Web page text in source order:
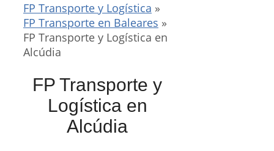
FP Transporte y Logística »
FP Transporte en Baleares »
FP Transporte y Logística en
Alcúdia
FP Transporte y
Logística en
Alcúdia